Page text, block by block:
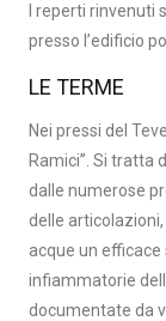
I reperti rinvenuti
presso l’edificio
LE TERME
Nei pressi del
Ramici”. Si tratta
dalle numerose
delle
acque un
infiammatorie
documentate da